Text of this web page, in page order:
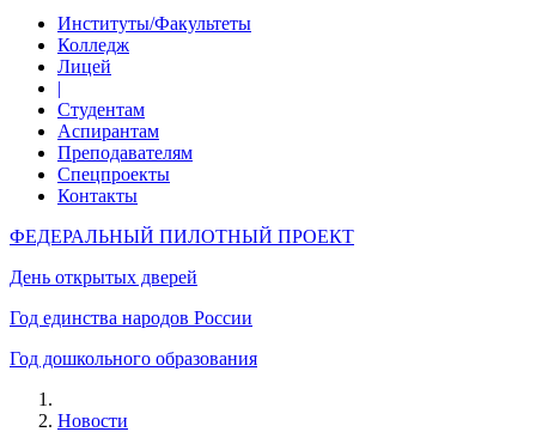
Институты/Факультеты
Колледж
Лицей
|
Студентам
Аспирантам
Преподавателям
Спецпроекты
Контакты
ФЕДЕРАЛЬНЫЙ ПИЛОТНЫЙ ПРОЕКТ
День открытых дверей
Год единства народов России
Год дошкольного образования
Новости